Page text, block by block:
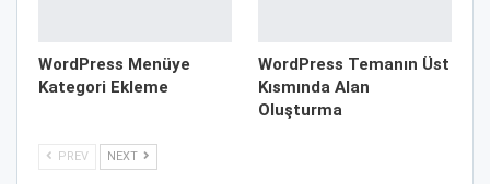
WordPress Menüye
Kategori Ekleme
WordPress Temanın Üst
Kısmında Alan
Oluşturma
PREV NEXT